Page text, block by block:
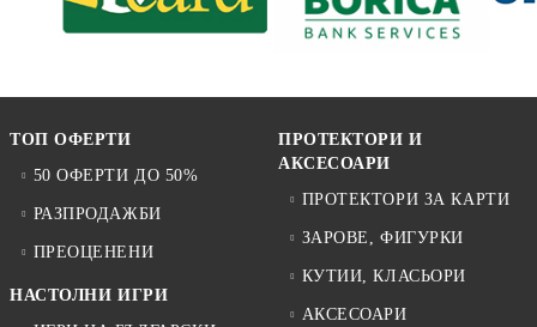
ТОП ОФЕРТИ
50 ОФЕРТИ ДО 50%
РАЗПРОДАЖБИ
ПРЕОЦЕНЕНИ
НАСТОЛНИ ИГРИ
ПРОТЕКТОРИ И
АКСЕСОАРИ
ПРОТЕКТОРИ ЗА КАРТИ
ЗАРОВЕ, ФИГУРКИ
КУТИИ, КЛАСЬОРИ
АКСЕСОАРИ